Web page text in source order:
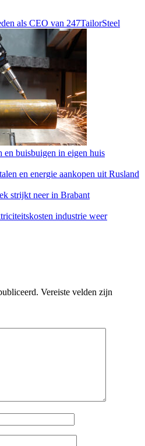
als CEO van 247TailorSteel
en buisbuigen in eigen huis
en energie aankopen uit Rusland
strijkt neer in Brabant
industrie weer
Vereiste velden zijn